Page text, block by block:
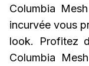
Columbia
incurvée vous
look. Profitez
Columbia